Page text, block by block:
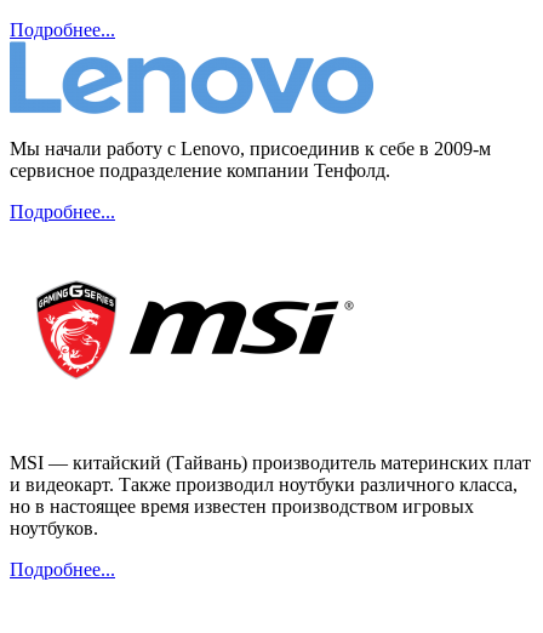
Подробнее...
Мы начали работу с Lenovo, присоединив к себе в 2009-м
сервисное подразделение компании Тенфолд.
Подробнее...
MSI — китайский (Тайвань) производитель материнских плат
и видеокарт. Также производил ноутбуки различного класса,
но в настоящее время известен производством игровых
ноутбуков.
Подробнее...